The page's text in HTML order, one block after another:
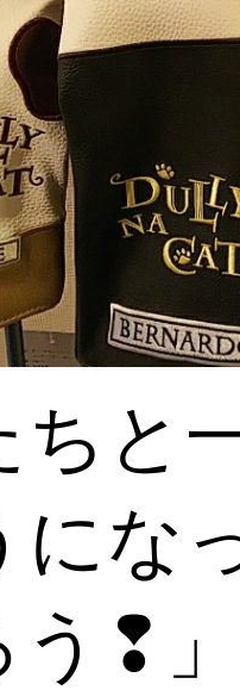
ちと
にな
う❢